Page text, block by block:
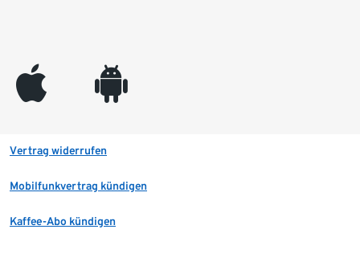
appleinc android
Vertrag widerrufen
Mobilfunkvertrag kündigen
Kaffee-Abo kündigen